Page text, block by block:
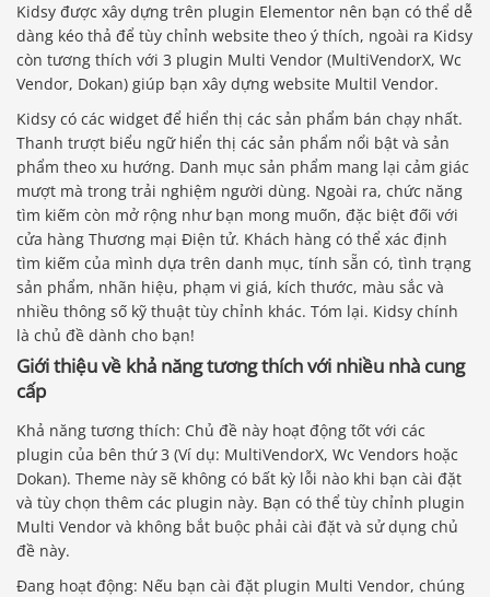
Kidsy được xây dựng trên plugin Elementor nên bạn có thể dễ
dàng kéo thả để tùy chỉnh website theo ý thích, ngoài ra Kidsy
còn tương thích với 3 plugin Multi Vendor (MultiVendorX, Wc
Vendor, Dokan) giúp bạn xây dựng website Multil Vendor.
Kidsy có các widget để hiển thị các sản phẩm bán chạy nhất.
Thanh trượt biểu ngữ hiển thị các sản phẩm nổi bật và sản
phẩm theo xu hướng. Danh mục sản phẩm mang lại cảm giác
mượt mà trong trải nghiệm người dùng. Ngoài ra, chức năng
tìm kiếm còn mở rộng như bạn mong muốn, đặc biệt đối với
cửa hàng Thương mại Điện tử. Khách hàng có thể xác định
tìm kiếm của mình dựa trên danh mục, tính sẵn có, tình trạng
sản phẩm, nhãn hiệu, phạm vi giá, kích thước, màu sắc và
nhiều thông số kỹ thuật tùy chỉnh khác. Tóm lại. Kidsy chính
là chủ đề dành cho bạn!
Giới thiệu về khả năng tương thích với nhiều nhà cung
cấp
Khả năng tương thích: Chủ đề này hoạt động tốt với các
plugin của bên thứ 3 (Ví dụ: MultiVendorX, Wc Vendors hoặc
Dokan). Theme này sẽ không có bất kỳ lỗi nào khi bạn cài đặt
và tùy chọn thêm các plugin này. Bạn có thể tùy chỉnh plugin
Multi Vendor và không bắt buộc phải cài đặt và sử dụng chủ
đề này.
Đang hoạt động: Nếu bạn cài đặt plugin Multi Vendor, chúng